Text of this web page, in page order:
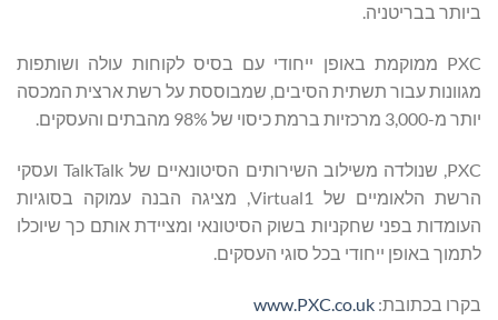
ביותר בבריטניה.
PXC ממוקמת באופן ייחודי עם בסיס לקוחות עולה ושותפות
מגוונות עבור תשתית הסיבים, שמבוססת על רשת ארצית המכסה
יותר מ-3,000 מרכזיות ברמת כיסוי של 98% מהבתים והעסקים.
PXC, שנולדה משילוב השירותים הסיטונאיים של TalkTalk ועסקי
הרשת הלאומיים של Virtual1, מציגה הבנה עמוקה בסוגיות
העומדות בפני שחקניות בשוק הסיטונאי ומציידת אותם כך שיוכלו
לתמוך באופן ייחודי בכל סוגי העסקים.
בקרו בכתובת: www.PXC.co.uk